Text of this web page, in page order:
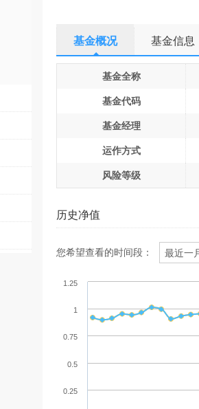
基金概况 基金信息
基金全称
基金代码
基金经理
运作方式
风险等级
历史净值
您希望查看的时间段：
0.25
0.5
0.75
1
1.25